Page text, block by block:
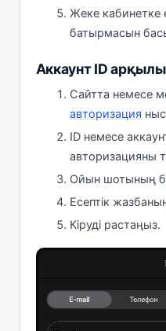
Жеке кабинетке
батырмасын
Аккаунт ID арқылы
Сайтта немесе
авторизация
ID немесе
авторизацияны
Ойын шотының
Есептік жазбаның
Кіруді растаңыз.